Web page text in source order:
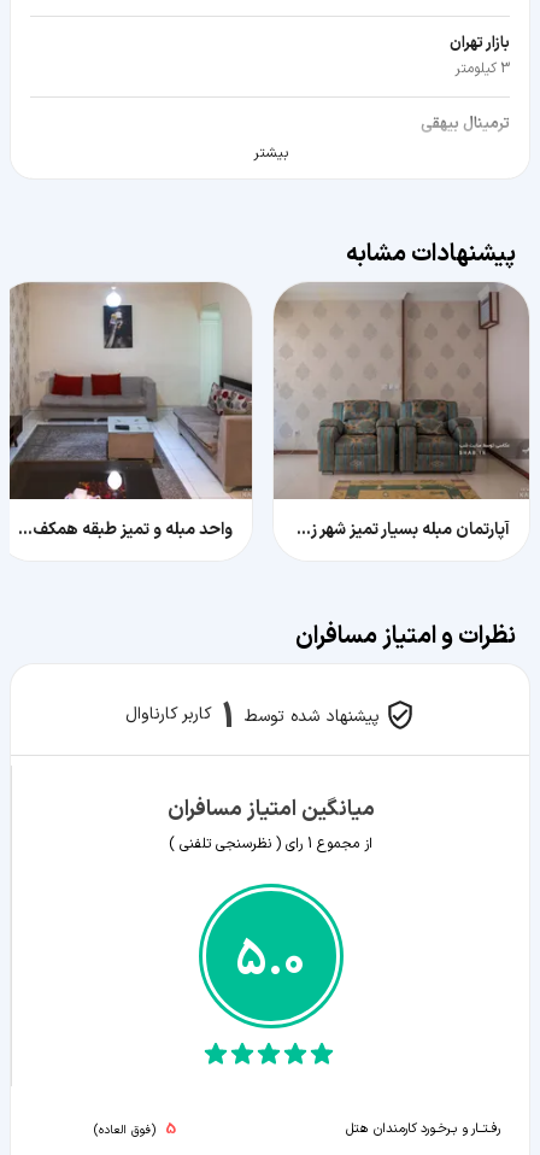
بازار تهران
3 کیلومتر
ترمینال بیهقی
بیشتر
پیشنهادات مشابه
آپارتمان مبله بسیار تمیز شهر زیبا 3 واحد مبله و تمیز طبقه همکف، سعادت آباد
نظرات و امتیاز مسافران
پیشنهاد شده توسط 1 کاربر کارناوال
میانگین امتیاز مسافران
از مجموع 1 رای ( نظرسنجی تلفنی )
5.0
رفـتــار و بـرخـورد کارمندان هتل 5
(فوق العاده)